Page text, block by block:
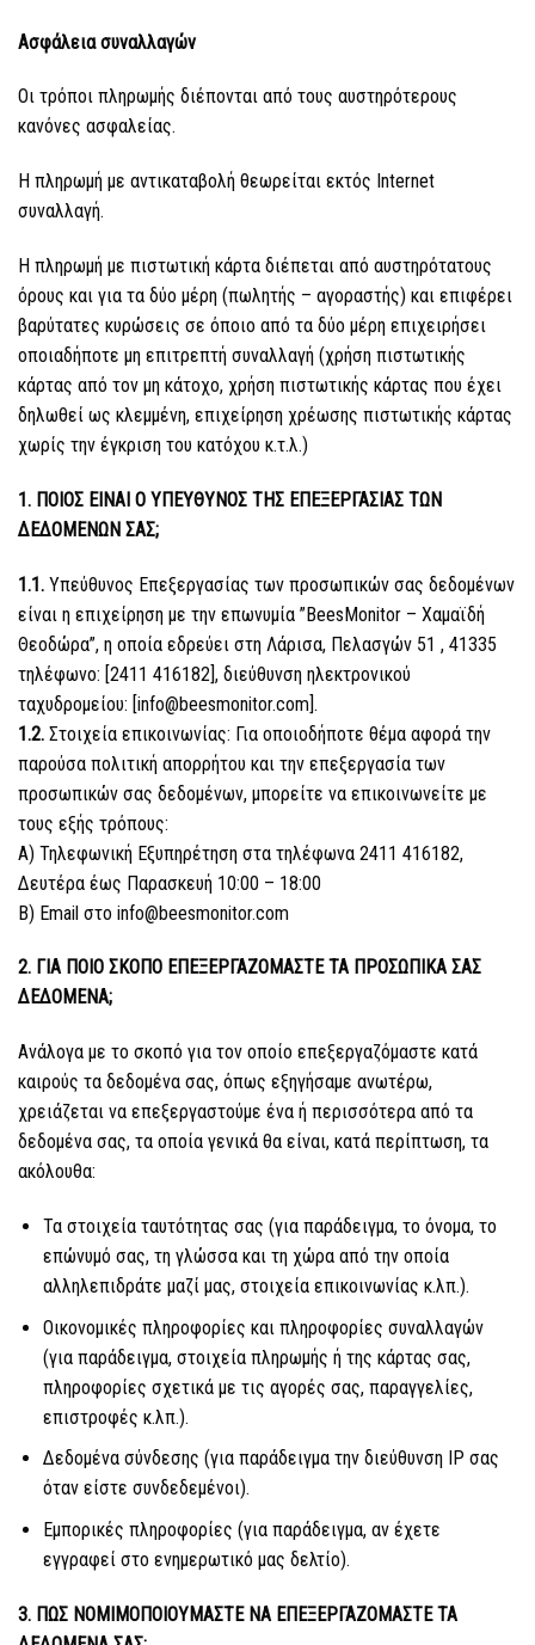
Ασφάλεια συναλλαγών
Οι τρόποι πληρωμής διέπονται από τους αυστηρότερους
κανόνες ασφαλείας.
Η πληρωμή με αντικαταβολή θεωρείται εκτός Internet
συναλλαγή.
Η πληρωμή με πιστωτική κάρτα διέπεται από αυστηρότατους
όρους και για τα δύο μέρη (πωλητής – αγοραστής) και επιφέρει
βαρύτατες κυρώσεις σε όποιο από τα δύο μέρη επιχειρήσει
οποιαδήποτε μη επιτρεπτή συναλλαγή (χρήση πιστωτικής
κάρτας από τον μη κάτοχο, χρήση πιστωτικής κάρτας που έχει
δηλωθεί ως κλεμμένη, επιχείρηση χρέωσης πιστωτικής κάρτας
χωρίς την έγκριση του κατόχου κ.τ.λ.)
1. ΠΟΙΟΣ ΕΙΝΑΙ Ο ΥΠΕΥΘΥΝΟΣ ΤΗΣ ΕΠΕΞΕΡΓΑΣΙΑΣ ΤΩΝ
ΔΕΔΟΜΕΝΩΝ ΣΑΣ;
1.1. Υπεύθυνος Επεξεργασίας των προσωπικών σας δεδομένων
είναι η επιχείρηση με την επωνυμία ”BeesMonitor – Χαμαϊδή
Θεοδώρα”, η οποία εδρεύει στη Λάρισα, Πελασγών 51 , 41335
τηλέφωνο: [2411 416182], διεύθυνση ηλεκτρονικού
ταχυδρομείου: [info@beesmonitor.com].
1.2. Στοιχεία επικοινωνίας: Για οποιοδήποτε θέμα αφορά την
παρούσα πολιτική απορρήτου και την επεξεργασία των
προσωπικών σας δεδομένων, μπορείτε να επικοινωνείτε με
τους εξής τρόπους:
Α) Τηλεφωνική Εξυπηρέτηση στα τηλέφωνα 2411 416182,
Δευτέρα έως Παρασκευή 10:00 – 18:00
Β) Email στο info@beesmonitor.com
2. ΓΙΑ ΠΟΙΟ ΣΚΟΠΟ ΕΠΕΞΕΡΓΑΖΟΜΑΣΤΕ ΤΑ ΠΡΟΣΩΠΙΚΑ ΣΑΣ
ΔΕΔΟΜΕΝΑ;
Ανάλογα με το σκοπό για τον οποίο επεξεργαζόμαστε κατά
καιρούς τα δεδομένα σας, όπως εξηγήσαμε ανωτέρω,
χρειάζεται να επεξεργαστούμε ένα ή περισσότερα από τα
δεδομένα σας, τα οποία γενικά θα είναι, κατά περίπτωση, τα
ακόλουθα:
Τα στοιχεία ταυτότητας σας (για παράδειγμα, το όνομα, το
επώνυμό σας, τη γλώσσα και τη χώρα από την οποία
αλληλεπιδράτε μαζί μας, στοιχεία επικοινωνίας κ.λπ.).
Οικονομικές πληροφορίες και πληροφορίες συναλλαγών
(για παράδειγμα, στοιχεία πληρωμής ή της κάρτας σας,
πληροφορίες σχετικά με τις αγορές σας, παραγγελίες,
επιστροφές κ.λπ.).
Δεδομένα σύνδεσης (για παράδειγμα την διεύθυνση IP σας
όταν είστε συνδεδεμένοι).
Εμπορικές πληροφορίες (για παράδειγμα, αν έχετε
εγγραφεί στο ενημερωτικό μας δελτίο).
3. ΠΩΣ ΝΟΜΙΜΟΠΟΙΟΥΜΑΣΤΕ ΝΑ ΕΠΕΞΕΡΓΑΖΟΜΑΣΤΕ ΤΑ